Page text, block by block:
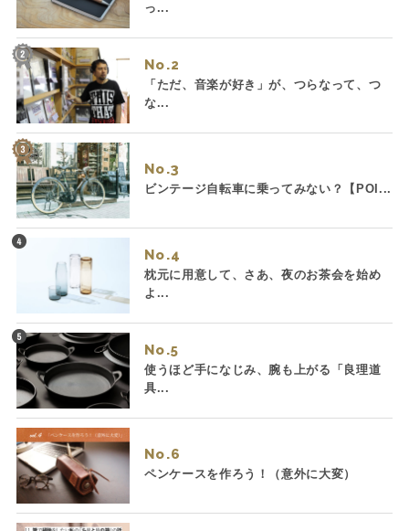
っ...
No.
「ただ、音楽が好き」が、つらなって、つ
な...
No.
ビンテージ自転車に乗ってみない？【POI...
No.
枕元に用意して、さあ、夜のお茶会を始め
よ...
No.
使うほど手になじみ、腕も上がる「良理道
具...
No.
ペンケースを作ろう！（意外に大変）